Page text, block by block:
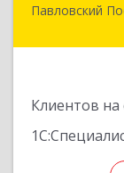
Павловский
Клиентов
142500,